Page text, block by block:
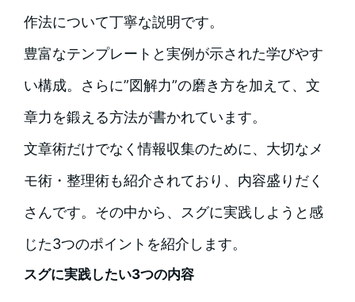
作法について丁寧な説明です。
豊富なテンプレートと実例が示された学びやす
い構成。さらに”図解力”の磨き方を加えて、文
章力を鍛える方法が書かれています。
文章術だけでなく情報収集のために、大切なメ
モ術・整理術も紹介されており、内容盛りだく
さんです。その中から、スグに実践しようと感
じた3つのポイントを紹介します。
スグに実践したい3つの内容